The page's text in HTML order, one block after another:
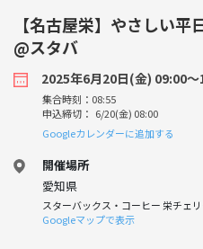
【名古屋栄】やさしい
@スタバ
2025年6月20日(金) 09:00
集合時刻：08:55
申込締切： 6/20(金) 08:00
Googleカレンダーに追加する
開催場所
愛知県
スターバックス・コーヒー 栄チェ
Googleマップで表示